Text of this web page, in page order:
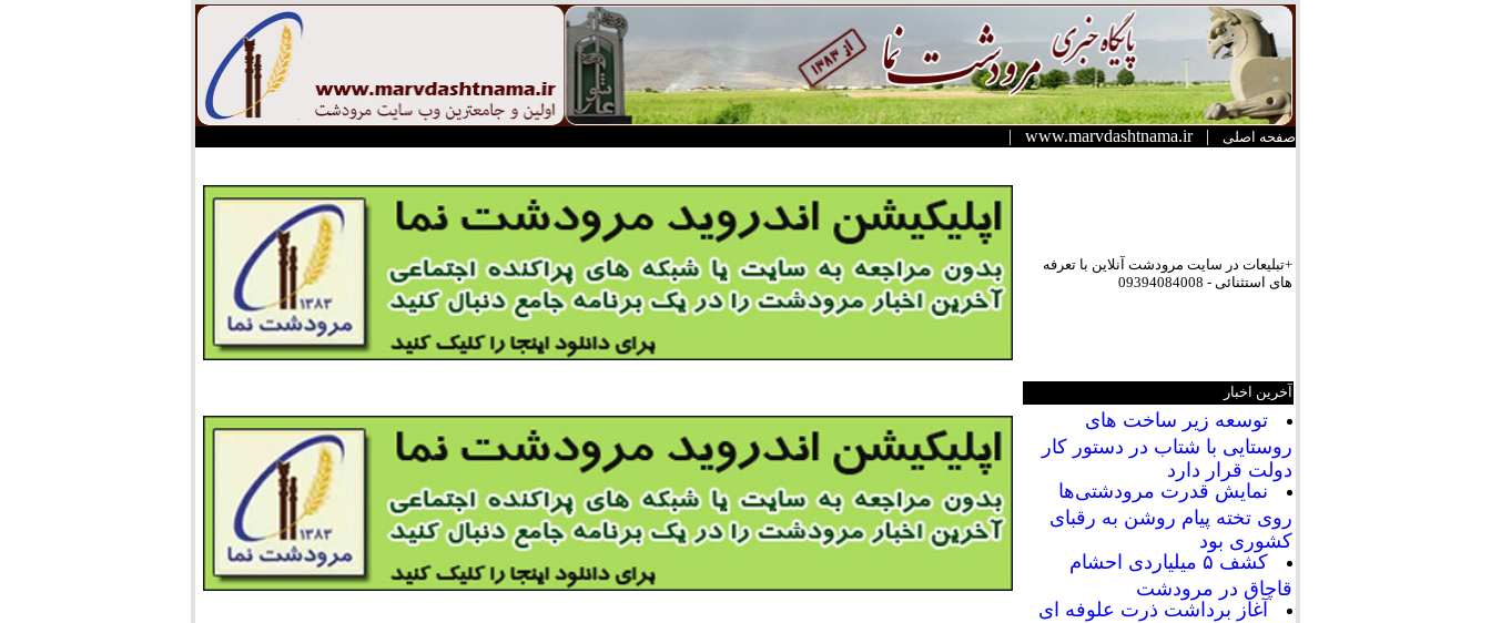
صفحه اصلی |
www.marvdashtnama.ir
|
+تبلیعات در سایت مرودشت آنلاین با تعرفه
های استثنائی - 09394084008
آخرین اخبار
توسعه زیر ساخت های
روستایی با شتاب در دستور کار
دولت قرار دارد
نمایش قدرت مرودشتی‌ها
روی تخته پیام روشن به رقبای
کشوری بود
کشف ۵ میلیاردی احشام
قاچاق در مرودشت
آغاز برداشت ذرت علوفه ای